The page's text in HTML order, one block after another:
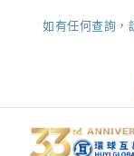
如有任何查詢，